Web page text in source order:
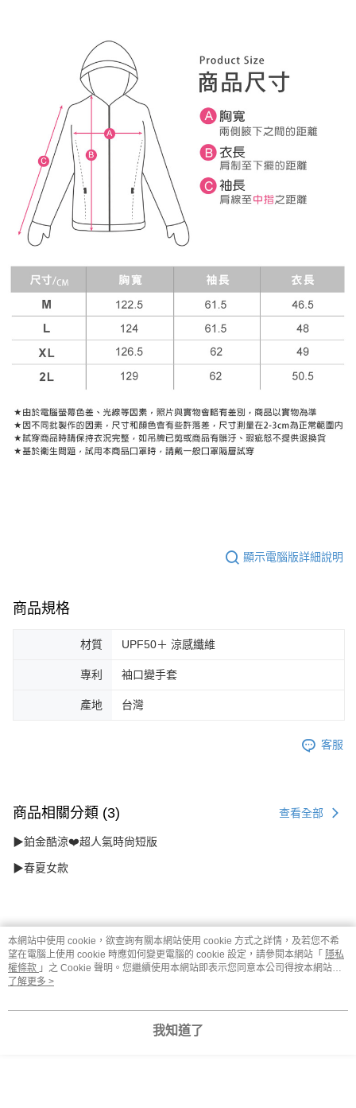
顯示電腦版詳細說明
商品規格
材質 UPF50＋ 涼感纖維
專利 袖口變手套
產地 台灣
客服
商品相關分類 (3) 查看全部
▶鉑金酷涼❤️超人氣時尙短版
▶春夏女款
評價 查看全部
5 1則評價 )
| L/黑配黑拉鍊
本網站中使用 cookie，欲查詢有關本網站使用 cookie 方式之詳情，及若您不希
望在電腦上使用 cookie 時應如何變更電腦的 cookie 設定，請參閱本網站「 隱私
權條款 」之 Cookie 聲明。您繼續使用本網站即表示您同意本公司得按本網站使
用條款之 Cookie 聲明使用 cookie。
了解更多 >
我知道了